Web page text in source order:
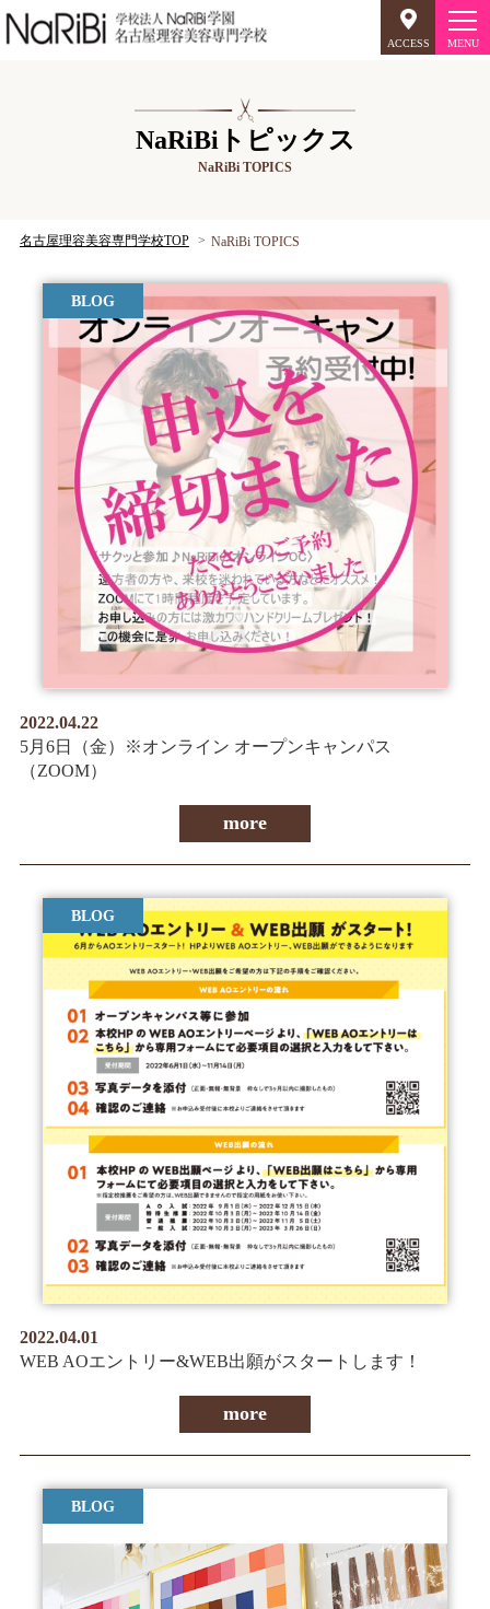
ACCESS
オープンキャンパス
NaRiBiのミリョク
キャンパスライフ
入学案内
就職について
情報公開
学生・保護者向け
一般サロン向け
後援会向け
学校情報
よくある質問
サイトマップ
NaRiBiトピックス
NaRiBi TOPICS
名古屋理容美容専門学校TOP NaRiBi TOPICS
BLOG
2022.04.22
5月6日（金）※オンライン オープンキャンパス
（ZOOM）
more
BLOG
2022.04.01
WEB AOエントリー&WEB出願がスタートします！
more
BLOG